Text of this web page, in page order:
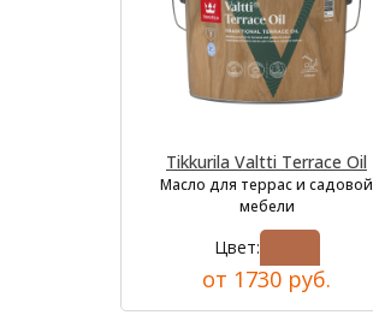
Tikkurila Valtti Terrace Oil
Масло для террас и садовой
мебели
Цвет:
от 1730 руб.